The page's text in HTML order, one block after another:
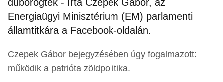
dübörögtek - írta Czepek Gábor, az
Energiaügyi Minisztérium (EM) parlamenti
államtitkára a Facebook-oldalán.
Czepek Gábor bejegyzésében úgy fogalmazott:
működik a patrióta zöldpolitika.